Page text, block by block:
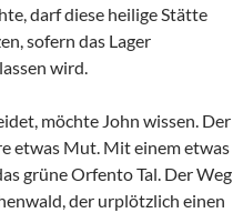
darf diese heilige Stätte
sofern das Lager
wird.
möchte John wissen. Der
etwas Mut. Mit einem etwas
grüne Orfento Tal. Der Weg
der urplötzlich einen